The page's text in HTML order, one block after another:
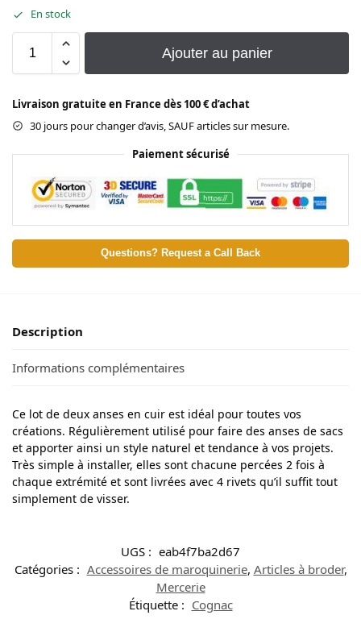
En stock
Ajouter au panier
Livraison gratuite en France dès 100 € d’achat
30 jours pour changer d’avis, SAUF articles sur mesure.
Paiement sécurisé
Questions? Request a Call Back
Description
Informations complémentaires
Ce lot de deux anses en cuir est idéal pour toutes vos
créations. Régulièrement utilisé pour faire des anses de sacs
et apporter ainsi un style naturel et tendance à vos projets.
Très simple à installer, elles sont chacune percées 2 fois à
chaque extrémité et sont livrées avec 4 rivets qu’il suffit tout
simplement de visser.
UGS : eab4f7ba2d67
Catégories : Accessoires de maroquinerie, Articles à broder,
Mercerie
Étiquette : Cognac